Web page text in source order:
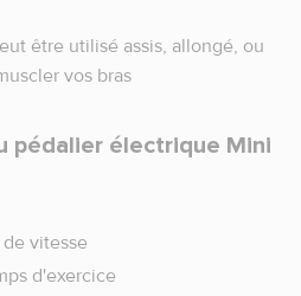
être utilisé assis, allongé, ou
vos bras
pédalier électrique Mini
vitesse
d'exercice